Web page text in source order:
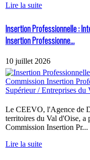
Lire la suite
Insertion Professionnelle :
Insertion Professionne...
10 juillet 2026
Le CEEVO, l'Agence de
territoires du Val d'Oise, a
Commission Insertion Pr...
Lire la suite